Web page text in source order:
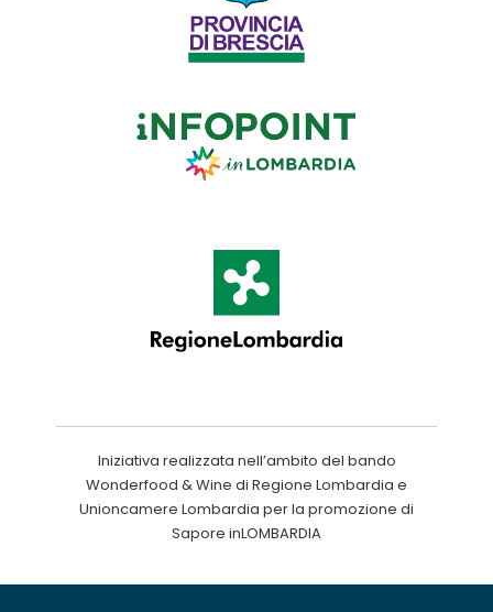
Iniziativa realizzata nell’ambito del bando
Wonderfood & Wine di Regione Lombardia e
Unioncamere Lombardia per la promozione di
Sapore inLOMBARDIA